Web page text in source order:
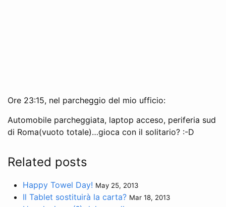
Ore 23:15, nel parcheggio del mio ufficio:
Automobile parcheggiata, laptop acceso, periferia sud
di Roma(vuoto totale)…gioca con il solitario? :-D
Related posts
Happy Towel Day! May 25, 2013
Il Tablet sostituirà la carta? Mar 18, 2013